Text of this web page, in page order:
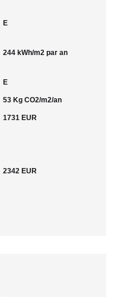
E
244 kWh/m2 par an
E
53 Kg CO2/m2/an
1731 EUR
2342 EUR